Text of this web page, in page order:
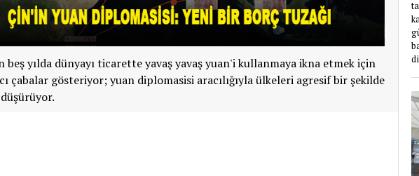
beş yılda dünyayı ticarette yavaş yavaş yuan'i kullanmaya ikna etmek için
çabalar gösteriyor; yuan diplomasisi aracılığıyla ülkeleri agresif bir şekilde